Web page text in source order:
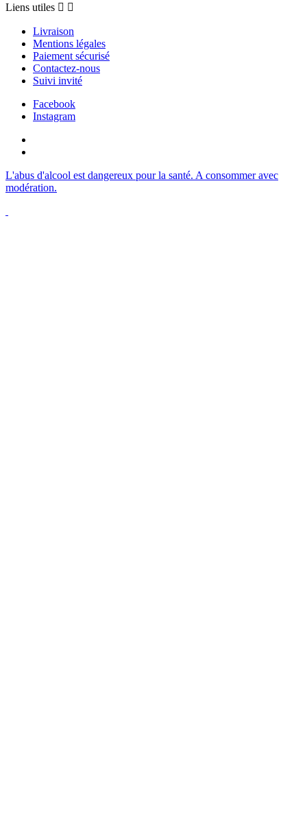
Liens utiles  
Livraison
Mentions légales
Paiement sécurisé
Contactez-nous
Suivi invité
Facebook
Instagram
L'abus d'alcool est dangereux pour la santé. A consommer avec
modération.